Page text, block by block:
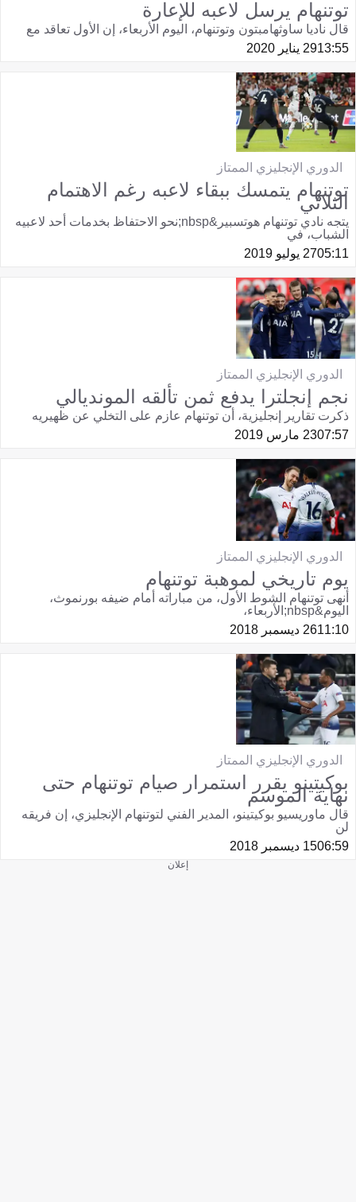
توتنهام يرسل لاعبه للإعارة
قال ناديا ساوثهامبتون وتوتنهام، اليوم الأربعاء، إن الأول تعاقد مع
13:5529 يناير 2020
الدوري الإنجليزي الممتاز
توتنهام يتمسك ببقاء لاعبه رغم الاهتمام
الثلاثي
يتجه نادي توتنهام هوتسبير&nbsp;نحو الاحتفاظ بخدمات أحد لاعبيه
الشباب، في
05:1127 يوليو 2019
الدوري الإنجليزي الممتاز
نجم إنجلترا يدفع ثمن تألقه المونديالي
ذكرت تقارير إنجليزية، أن توتنهام عازم على التخلي عن ظهيريه
07:5723 مارس 2019
الدوري الإنجليزي الممتاز
يوم تاريخي لموهبة توتنهام
أنهى توتنهام الشوط الأول، من مباراته أمام ضيفه بورنموث،
اليوم&nbsp;الأربعاء،
11:1026 ديسمبر 2018
الدوري الإنجليزي الممتاز
بوكيتينو يقرر استمرار صيام توتنهام حتى
نهاية الموسم
قال ماوريسيو بوكيتينو، المدير الفني لتوتنهام الإنجليزي، إن فريقه
لن
06:5915 ديسمبر 2018
إعلان